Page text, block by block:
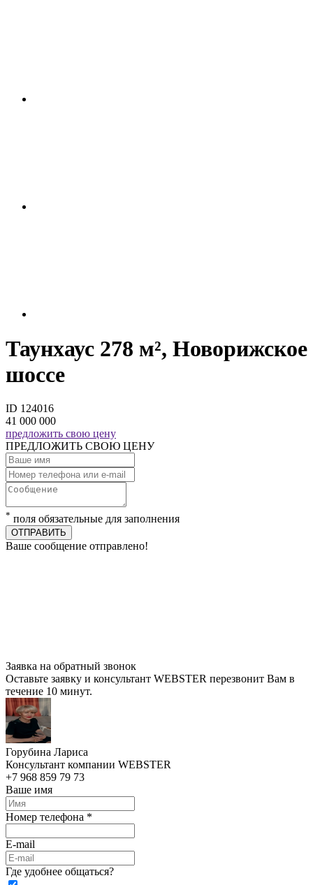
Таунхаус 278 м², Новорижское
шоссе
ID 124016
41 000 000
предложить свою цену
ПРЕДЛОЖИТЬ СВОЮ ЦЕНУ
* поля обязательные для заполнения
ОТПРАВИТЬ
Ваше сообщение отправлено!
Заявка на обратный звонок
Оставьте заявку и консультант WEBSTER перезвонит Вам в
течение 10 минут.
Горубина Лариса
Консультант компании WEBSTER
+7 968 859 79 73
Ваше имя
Номер телефона *
E-mail
Где удобнее общаться?